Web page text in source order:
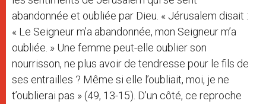
abandonnée et oubliée par Dieu. « Jérusalem disait :
« Le Seigneur m’a abandonnée, mon Seigneur m’a
oubliée. » Une femme peut-elle oublier son
nourrisson, ne plus avoir de tendresse pour le fils de
ses entrailles ? Même si elle l’oubliait, moi, je ne
t’oublierai pas » (49, 13-15). D’un côté, ce reproche